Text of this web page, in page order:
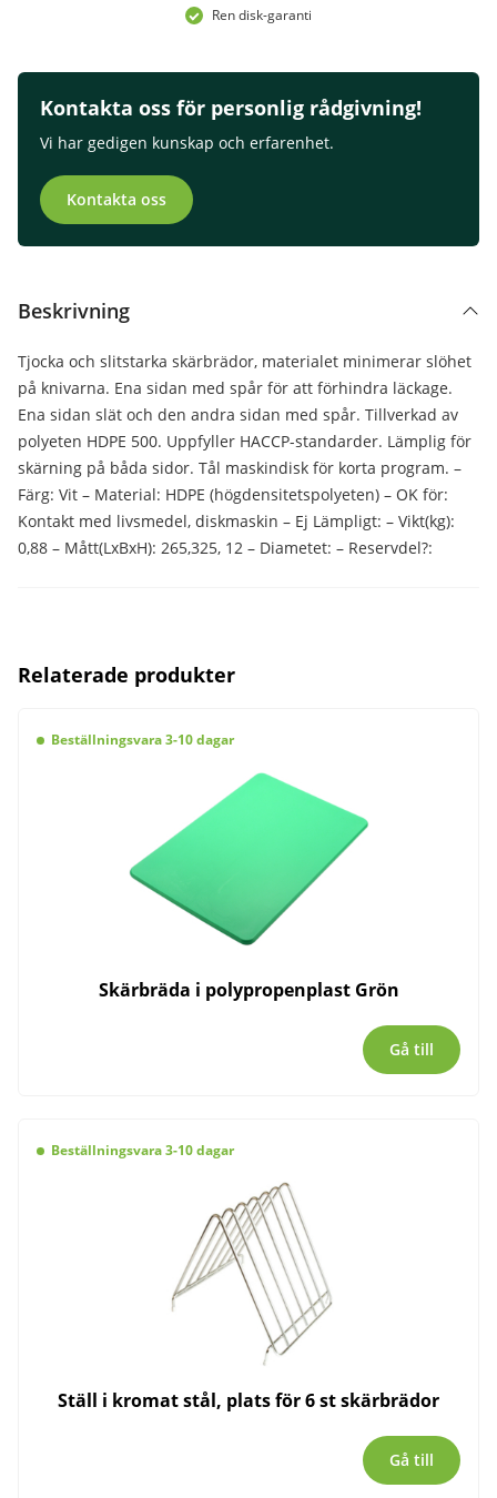
Ren disk-garanti
Kontakta oss för personlig rådgivning!
Vi har gedigen kunskap och erfarenhet.
Kontakta oss
Beskrivning
Tjocka och slitstarka skärbrädor, materialet minimerar slöhet
på knivarna. Ena sidan med spår för att förhindra läckage.
Ena sidan slät och den andra sidan med spår. Tillverkad av
polyeten HDPE 500. Uppfyller HACCP-standarder. Lämplig för
skärning på båda sidor. Tål maskindisk för korta program. –
Färg: Vit – Material: HDPE (högdensitetspolyeten) – OK för:
Kontakt med livsmedel, diskmaskin – Ej Lämpligt: – Vikt(kg):
0,88 – Mått(LxBxH): 265,325, 12 – Diametet: – Reservdel?:
Relaterade produkter
Beställningsvara 3-10 dagar
Skärbräda i polypropenplast Grön
Gå till
Beställningsvara 3-10 dagar
Ställ i kromat stål, plats för 6 st skärbrädor
Gå till